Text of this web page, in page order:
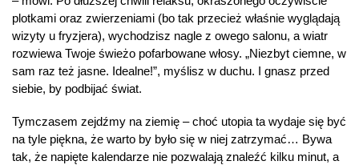
plotkami oraz zwierzeniami (bo tak przecież właśnie wyglądają
wizyty u fryzjera), wychodzisz nagle z owego salonu, a wiatr
rozwiewa Twoje świeżo pofarbowane włosy. „Niezbyt ciemne, w
sam raz też jasne. Idealne!”, myślisz w duchu. I gnasz przed
siebie, by podbijać świat.
Tymczasem zejdźmy na ziemię – choć utopia ta wydaje się być
na tyle piękna, że warto by było się w niej zatrzymać… Bywa
tak, że napięte kalendarze nie pozwalają znaleźć kilku minut, a